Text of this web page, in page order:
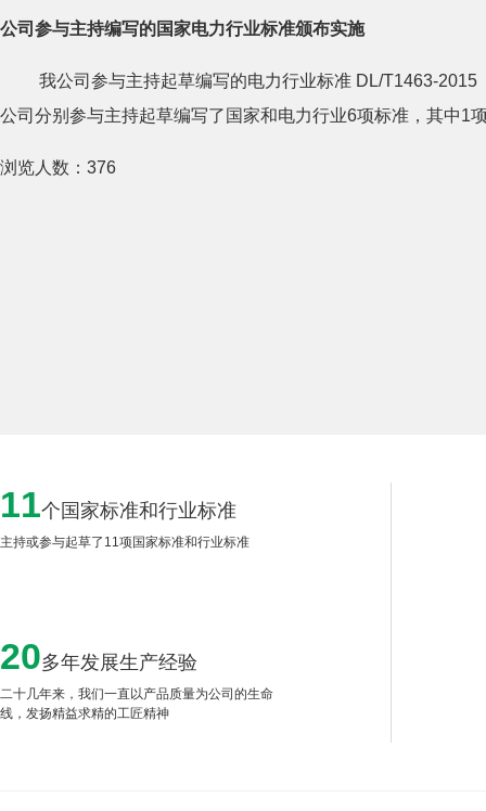
公司参与主持编写的国家电力行业标准颁布实施
我公司参与主持起草编写的电力行业标准 DL/T1463-2015
公司分别参与主持起草编写了国家和电力行业6项标准，其中1
浏览人数： 376
11个国家标准和行业标准
主持或参与起草了11项国家标准和行业标准
20多年发展生产经验
二十几年来，我们一直以产品质量为公司的生命
线，发扬精益求精的工匠精神